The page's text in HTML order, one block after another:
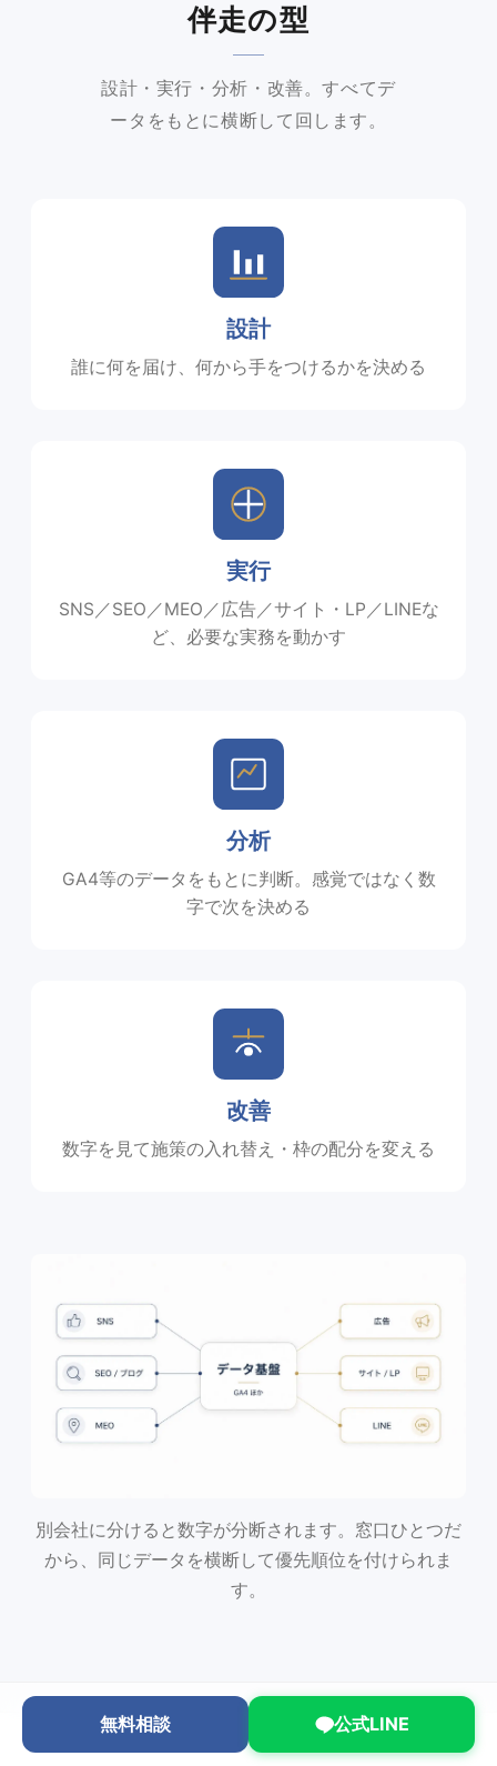
伴走の型
設計・実行・分析・改善。すべてデ
ータをもとに横断して回します。
設計
誰に何を届け、何から手をつけるかを決める
実行
SNS／SEO／MEO／広告／サイト・LP／LINEな
ど、必要な実務を動かす
分析
GA4等のデータをもとに判断。感覚ではなく数
字で次を決める
改善
数字を見て施策の入れ替え・枠の配分を変える
別会社に分けると数字が分断されます。窓口ひとつだ
から、同じデータを横断して優先順位を付けられま
す。
無料相談 公式LINE